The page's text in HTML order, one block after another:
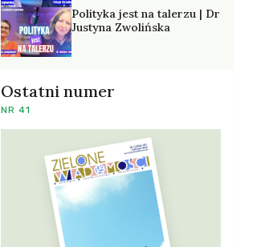
Polityka jest na talerzu | Dr
Justyna Zwolińska
Ostatni numer
NR 41